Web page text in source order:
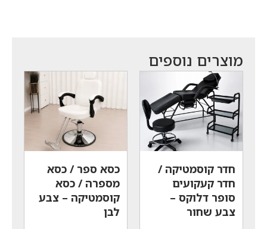
מוצרים נוספים
חדר קוסמטיקה /
חדר קעקועים
סופר דלוקס –
צבע שחור
כסא ספר / כסא
מספרה / כסא
קוסמטיקה – צבע
לבן